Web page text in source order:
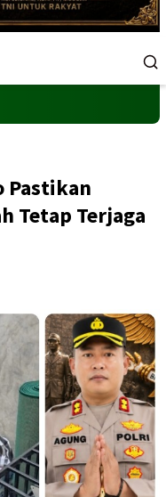
Pastikan
Tetap Terjaga